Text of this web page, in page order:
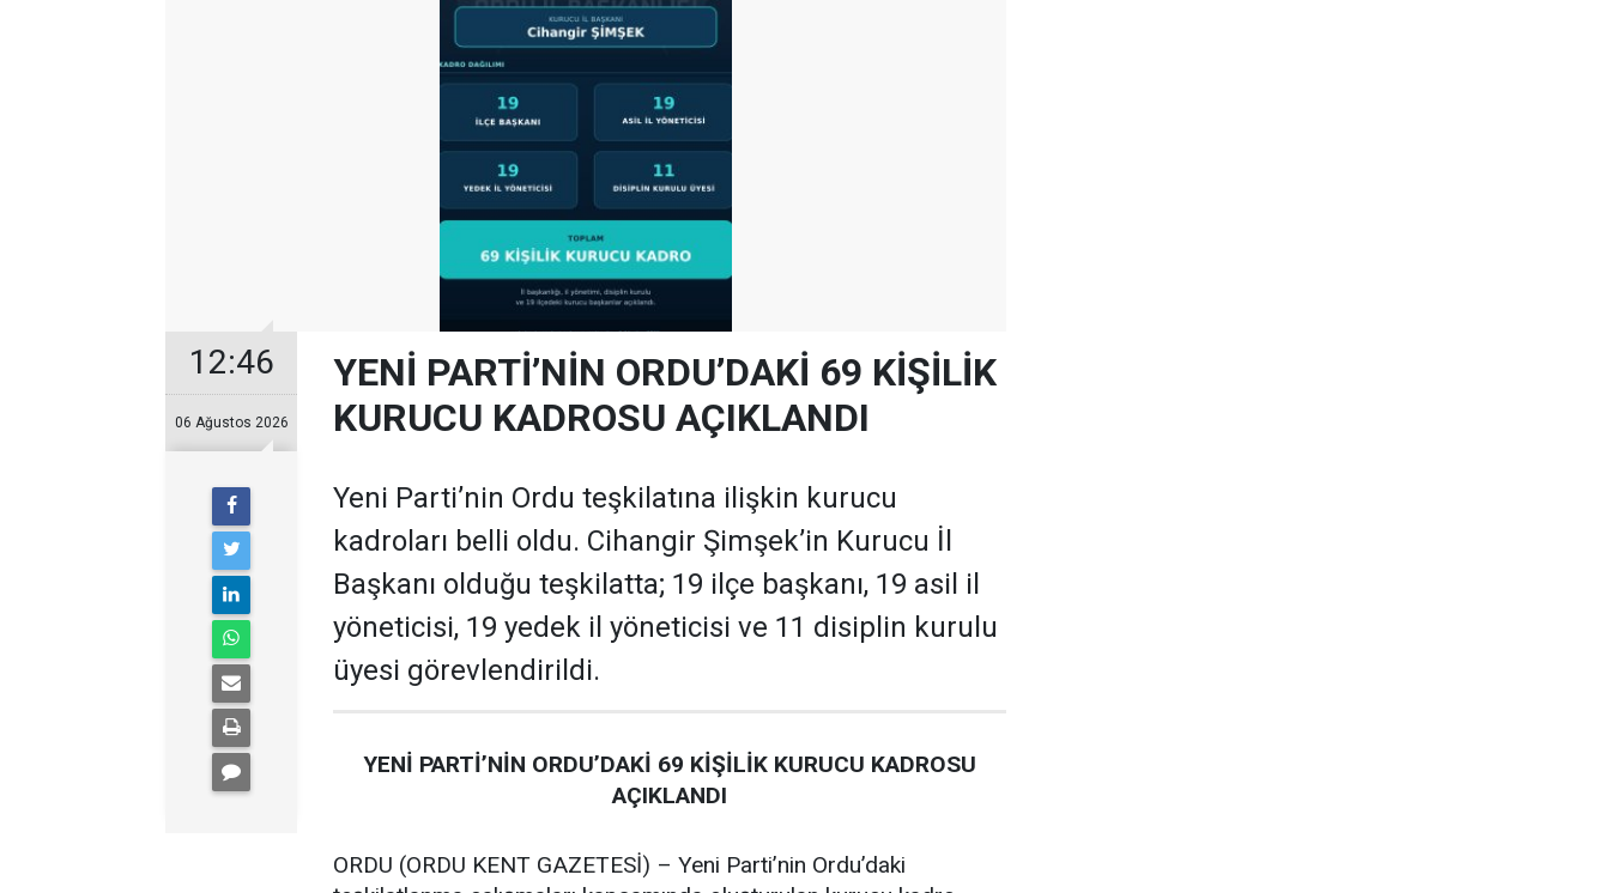
12:46
06 Ağustos 2026
YENİ PARTİ’NİN ORDU’DAKİ 69 KİŞİLİK
KURUCU KADROSU AÇIKLANDI
Yeni Parti’nin Ordu teşkilatına ilişkin kurucu
kadroları belli oldu. Cihangir Şimşek’in Kurucu İl
Başkanı olduğu teşkilatta; 19 ilçe başkanı, 19 asil il
yöneticisi, 19 yedek il yöneticisi ve 11 disiplin kurulu
üyesi görevlendirildi.
YENİ PARTİ’NİN ORDU’DAKİ 69 KİŞİLİK KURUCU KADROSU
AÇIKLANDI
ORDU (ORDU KENT GAZETESİ) – Yeni Parti’nin Ordu’daki